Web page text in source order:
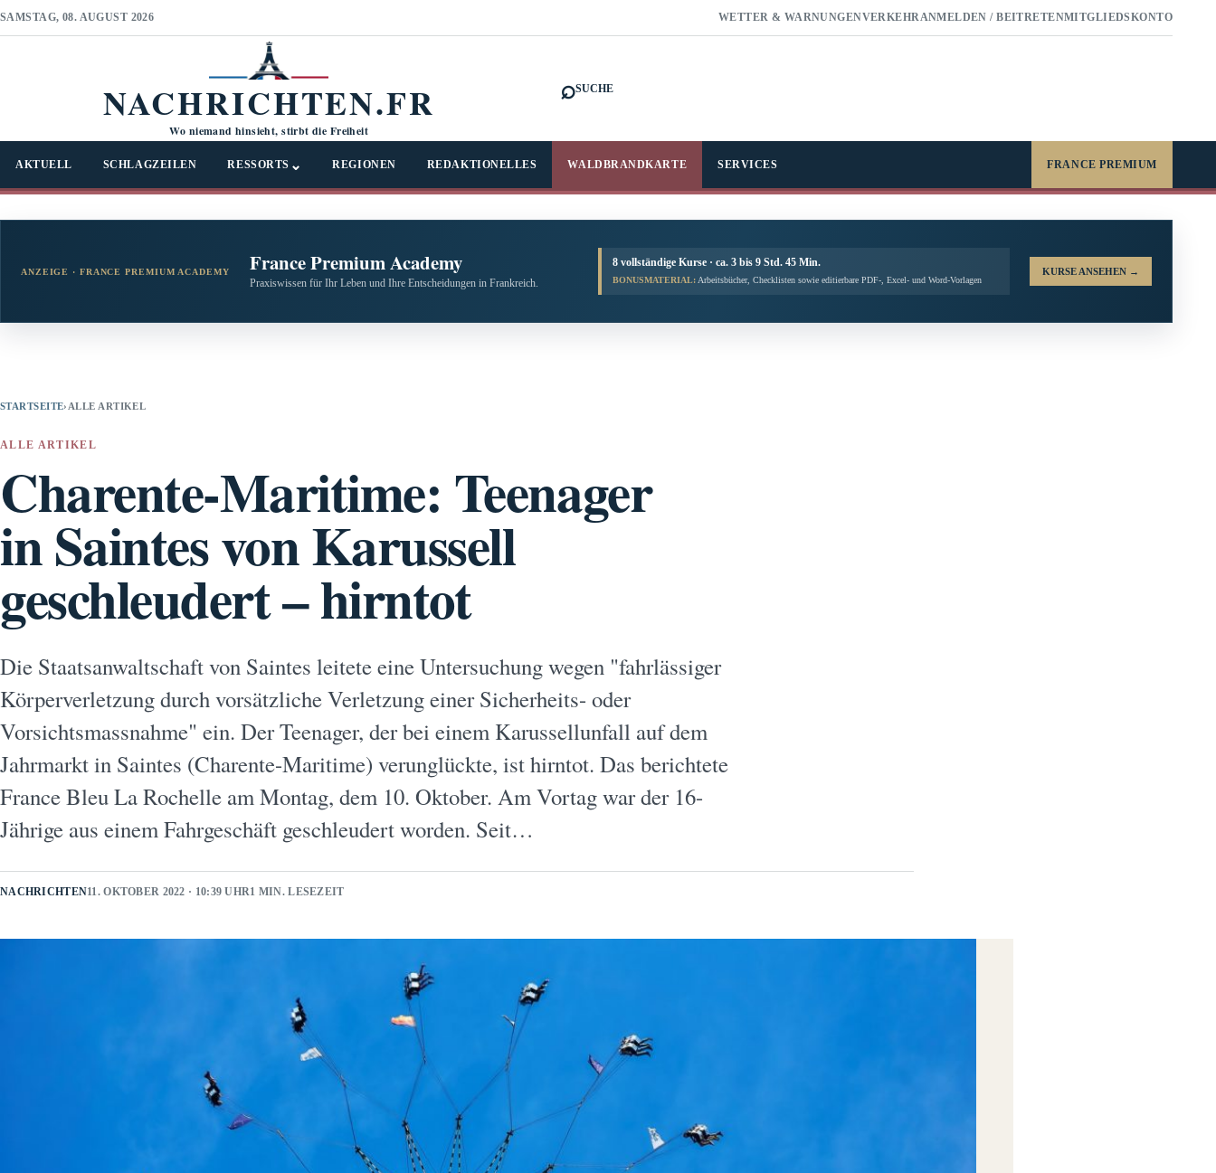
SAMSTAG, 08. AUGUST 2026 WETTER & WARNUNGENVERKEHRANMELDEN / BEITRETENMITGLIEDSKONTO
NACHRICHTEN.FR
Wo niemand hinsieht, stirbt die Freiheit
⌕SUCHE
AKTUELL SCHLAGZEILEN RESSORTS ⌄ REGIONEN REDAKTIONELLES WALDBRANDKARTE SERVICES FRANCE PREMIUM
ANZEIGE · FRANCE PREMIUM ACADEMY France Premium Academy
Praxiswissen für Ihr Leben und Ihre Entscheidungen in Frankreich.
8 vollständige Kurse · ca. 3 bis 9 Std. 45 Min.
BONUSMATERIAL: Arbeitsbücher, Checklisten sowie editierbare PDF-, Excel- und Word-Vorlagen
KURSE ANSEHEN →
STARTSEITE› ALLE ARTIKEL
ALLE ARTIKEL
Charente-Maritime: Teenager
in Saintes von Karussell
geschleudert – hirntot
Die Staatsanwaltschaft von Saintes leitete eine Untersuchung wegen "fahrlässiger
Körperverletzung durch vorsätzliche Verletzung einer Sicherheits- oder
Vorsichtsmassnahme" ein. Der Teenager, der bei einem Karussellunfall auf dem
Jahrmarkt in Saintes (Charente-Maritime) verunglückte, ist hirntot. Das berichtete
France Bleu La Rochelle am Montag, dem 10. Oktober. Am Vortag war der 16-
Jährige aus einem Fahrgeschäft geschleudert worden. Seit…
NACHRICHTEN11. OKTOBER 2022 · 10:39 UHR1 MIN. LESEZEIT